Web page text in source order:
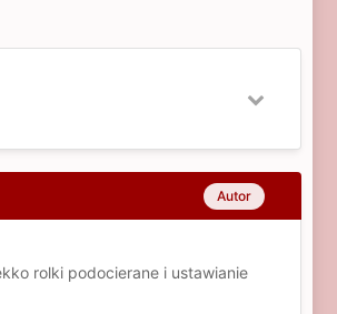
Autor
rolki podocierane i ustawianie